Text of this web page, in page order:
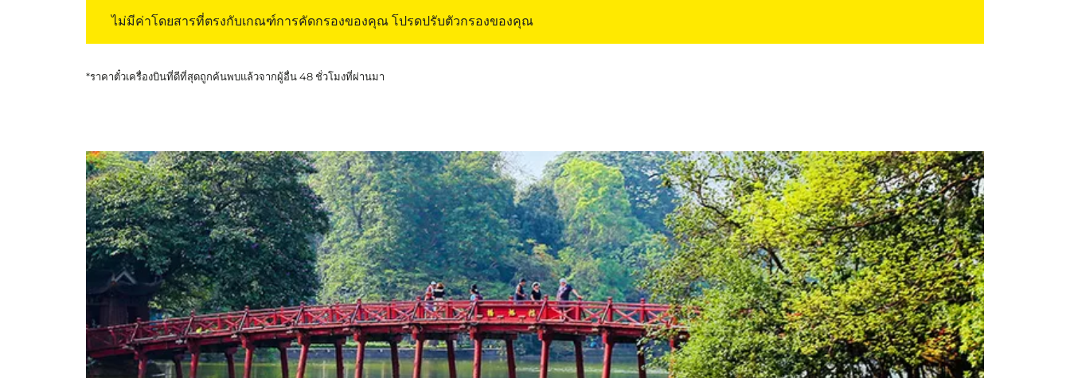
ไม่มีค่าโดยสารที่ตรงกับเกณฑ์การคัดกรองของคุณ โปรดปรับตัวกรองของคุณ
*ราคาตั๋วเครื่องบินที่ดีที่สุดถูกค้นพบแล้วจากผู้อื่น 48 ชั่วโมงที่ผ่านมา